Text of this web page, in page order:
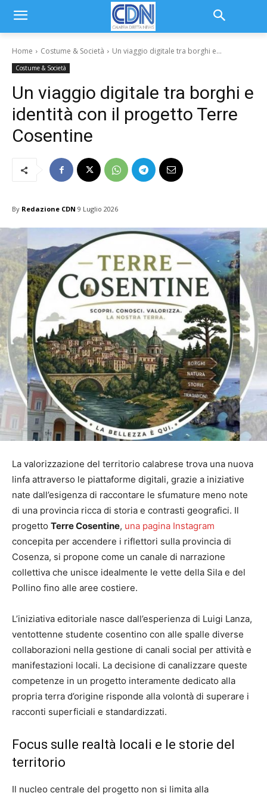
Home Costume & Società Un viaggio digitale tra borghi e...
Costume & Società
Un viaggio digitale tra borghi e
identità con il progetto Terre
Cosentine
By Redazione CDN 9 Luglio 2026
La valorizzazione del territorio calabrese trova una nuova
linfa attraverso le piattaforme digitali, grazie a iniziative
nate dall’esigenza di raccontare le sfumature meno note
di una provincia ricca di storia e contrasti geografici. Il
progetto Terre Cosentine, una pagina Instagram
concepita per accendere i riflettori sulla provincia di
Cosenza, si propone come un canale di narrazione
collettiva che unisce idealmente le vette della Sila e del
Pollino fino alle aree costiere.
L’iniziativa editoriale nasce dall’esperienza di Luigi Lanza,
ventottenne studente cosentino con alle spalle diverse
collaborazioni nella gestione di canali social per attività e
manifestazioni locali. La decisione di canalizzare queste
competenze in un progetto interamente dedicato alla
propria terra d’origine risponde alla volontà di superare i
racconti superficiali e standardizzati.
Focus sulle realtà locali e le storie del
territorio
Il nucleo centrale del progetto non si limita alla